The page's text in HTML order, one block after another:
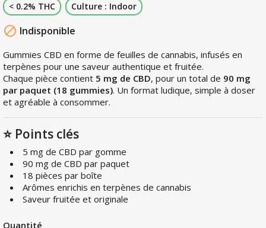
< 0.2% THC Culture : Indoor
 Indisponible
Gummies CBD en forme de feuilles de cannabis, infusés en
terpènes pour une saveur authentique et fruitée.
Chaque pièce contient 5 mg de CBD, pour un total de 90 mg
par paquet (18 gummies). Un format ludique, simple à doser
et agréable à consommer.
⭐ Points clés
5 mg de CBD par gomme
90 mg de CBD par paquet
18 pièces par boîte
Arômes enrichis en terpènes de cannabis
Saveur fruitée et originale
Quantité